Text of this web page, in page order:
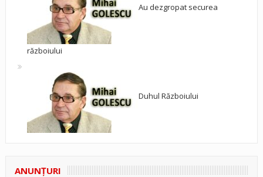
Au dezgropat securea
războiului
Duhul Războiului
ANUNŢURI